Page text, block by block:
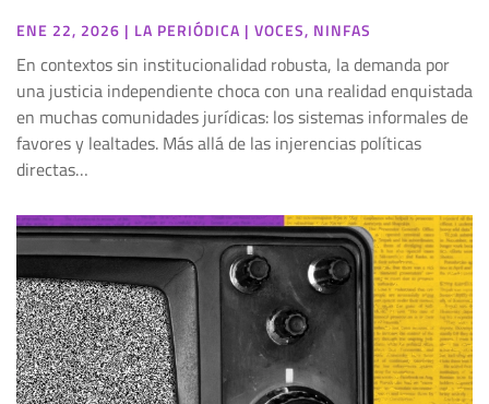
ENE 22, 2026 | LA PERIÓDICA | VOCES, NINFAS
En contextos sin institucionalidad robusta, la demanda por
una justicia independiente choca con una realidad enquistada
en muchas comunidades jurídicas: los sistemas informales de
favores y lealtades. Más allá de las injerencias políticas
directas…